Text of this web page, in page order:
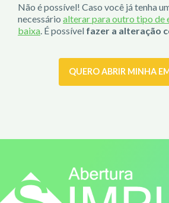
Não é possível! Caso você já tenha
necessário alterar para outro tipo de
baixa. É possível fazer a alteração
QUERO ABRIR MINHA